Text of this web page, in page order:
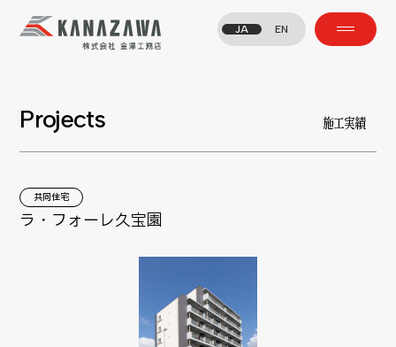
JA EN
Projects 施工実績
共同住宅
ラ・フォーレ久宝園